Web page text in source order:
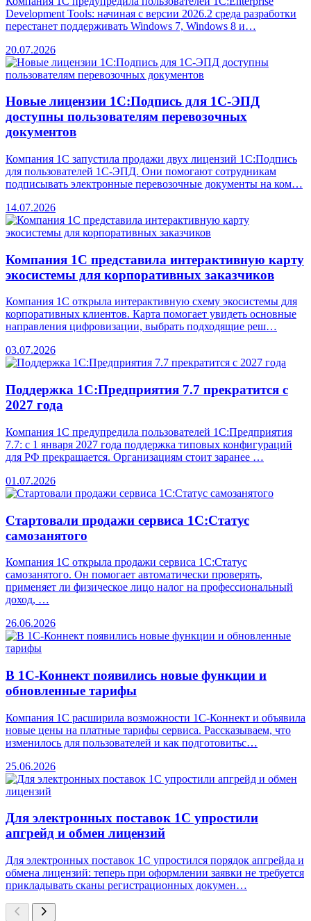
Development Tools: начиная с версии 2026.2 среда разработки
перестанет поддерживать Windows 7, Windows 8 и…
20.07.2026
Новые лицензии 1С:Подпись для 1С-ЭПД
доступны пользователям перевозочных
документов
Компания 1С запустила продажи двух лицензий 1С:Подпись
для пользователей 1С-ЭПД. Они помогают сотрудникам
подписывать электронные перевозочные документы на ком…
14.07.2026
Компания 1С представила интерактивную карту
экосистемы для корпоративных заказчиков
Компания 1С открыла интерактивную схему экосистемы для
корпоративных клиентов. Карта помогает увидеть основные
направления цифровизации, выбрать подходящие реш…
03.07.2026
Поддержка 1С:Предприятия 7.7 прекратится с
2027 года
Компания 1С предупредила пользователей 1С:Предприятия
7.7: с 1 января 2027 года поддержка типовых конфигураций
для РФ прекращается. Организациям стоит заранее …
01.07.2026
Стартовали продажи сервиса 1С:Статус
самозанятого
Компания 1С открыла продажи сервиса 1С:Статус
самозанятого. Он помогает автоматически проверять,
применяет ли физическое лицо налог на профессиональный
доход, …
26.06.2026
В 1С-Коннект появились новые функции и
обновленные тарифы
Компания 1С расширила возможности 1С-Коннект и объявила
новые цены на платные тарифы сервиса. Рассказываем, что
изменилось для пользователей и как подготовитьс…
25.06.2026
Для электронных поставок 1С упростили
апгрейд и обмен лицензий
Для электронных поставок 1С упростился порядок апгрейда и
обмена лицензий: теперь при оформлении заявки не требуется
прикладывать сканы регистрационных докумен…